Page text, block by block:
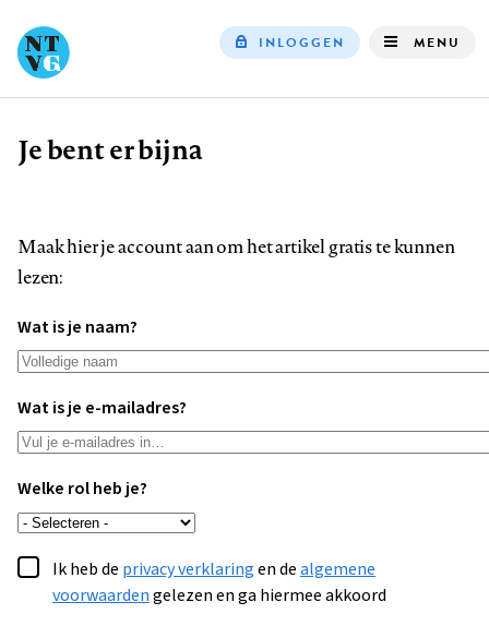
INLOGGEN MENU
Kruimelpad
Je bent er bijna
Maak hier je account aan om het artikel gratis te kunnen
lezen:
Wat is je naam?
Wat is je e-mailadres?
Welke rol heb je?
Ik heb de privacy verklaringen dealgemene
voorwaardengelezen en ga hiermee akkoord